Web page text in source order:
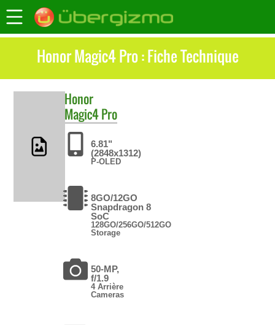
Honor Magic4 Pro : Fiche Technique
Honor
Magic4 Pro
6.81"
(2848x1312)
P-OLED
8GO/12GO
Snapdragon 8
SoC
128GO/256GO/512GO
Storage
50-MP,
f/1.9
4 Arrière
Cameras